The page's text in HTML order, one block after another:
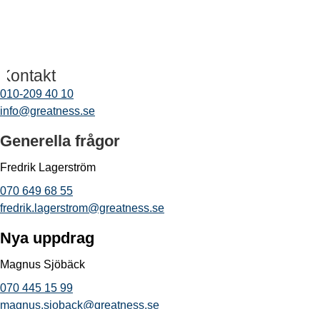
Kontakt
010-209 40 10
info@greatness.se
Generella frågor
Fredrik Lagerström
070 649 68 55
fredrik.lagerstrom@greatness.se
Nya uppdrag
Magnus Sjöbäck
070 445 15 99
magnus.sjoback@greatness.se